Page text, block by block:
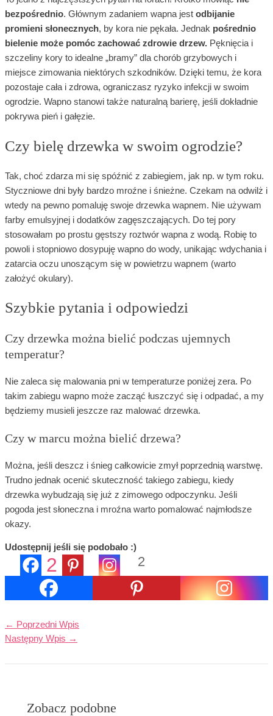
bezpośrednio. Głównym zadaniem wapna jest odbijanie
promieni słonecznych, by kora nie pękała. Jednak pośrednio
bielenie może pomóc zachować zdrowie drzew. Pęknięcia i
szczeliny kory to idealne „bramy” dla chorób grzybowych i
miejsce zimowania niektórych szkodników. Dzięki temu, że kora
pozostaje cała i zdrowa, ograniczasz ryzyko infekcji w swoim
ogrodzie. Wapno stanowi także naturalną barierę, jeśli dokładnie
pokrywa pień i gałęzie.
Czy bielę drzewka w swoim ogrodzie?
Tak, choć zdarza mi się spóźnić z zabiegiem, jak np. w tym roku.
Styczniowe dni były bardzo mroźne i śnieżne. Czekam na odwilż i
wtedy na pewno pomaluję swoje drzewka wapnem. Nie używam
farby emulsyjnej i dodatków zagęszczających. Do tej pory
stosowałam po prostu gęstszy roztwór wapna z wodą. Robię to
powoli i stopniowo dosypuję wapno do wody, unikając wdychania i
zatarcia oczu unoszącym się w powietrzu wapnem (warto
założyć okulary).
Szybkie pytania i odpowiedzi
Czy drzewka można bielić podczas ujemnych
temperatur?
Nie zaleca się malowania pni w temperaturze poniżej zera. Po
takim zabiegu wapno może zacząć łuszczyć się i odpadać, a my
będziemy musieli jeszcze raz malować drzewka.
Czy w marcu można bielić drzewa?
Można, jeśli deszcz i śnieg całkowicie zmył poprzednią warstwę.
Trudno jednak ocenić skuteczność takiego zabiegu, kiedy
drzewka wybudzają się już z zimowego odpoczynku. Jeśli
pogoda jest słoneczna i mroźna warto pomalować najmłodsze
okazy.
Udostępnij jeśli się podobało :)
2 2
Udostępnienia
← Poprzedni Wpis
Następny Wpis →
Zobacz podobne